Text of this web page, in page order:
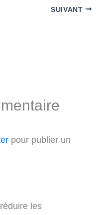
SUIVANT
pour publier un
les